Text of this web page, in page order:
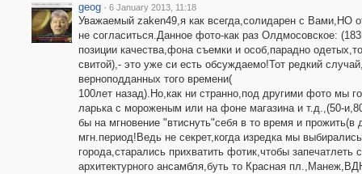
geog · 6 January 2013, 11:18
Уважаемый zaken49,я как всегда,солидарен с Вами,НО
не согласиться.Данное фото-как раз Олдмосовское:
позиции качества,фона съемки и особ,парадно
свитой),- это уже си есть обсуждаемо!Тот редкий
верноподданных того времени(
100лет назад).Но,как ни странно,под другими фото мы
ларька с мороженым или на фоне магазина и т.д.,(50-
бы на мгновение "втиснуть"себя в то время и
мгн.период!Ведь не секрет,когда изредка мы
города,старались прихватить фотик,чтобы
архитектурного ансамбля,буть то Красная